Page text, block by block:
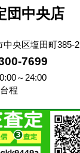
団中央店
中央区塩田町385-2
7699
～24:00
程